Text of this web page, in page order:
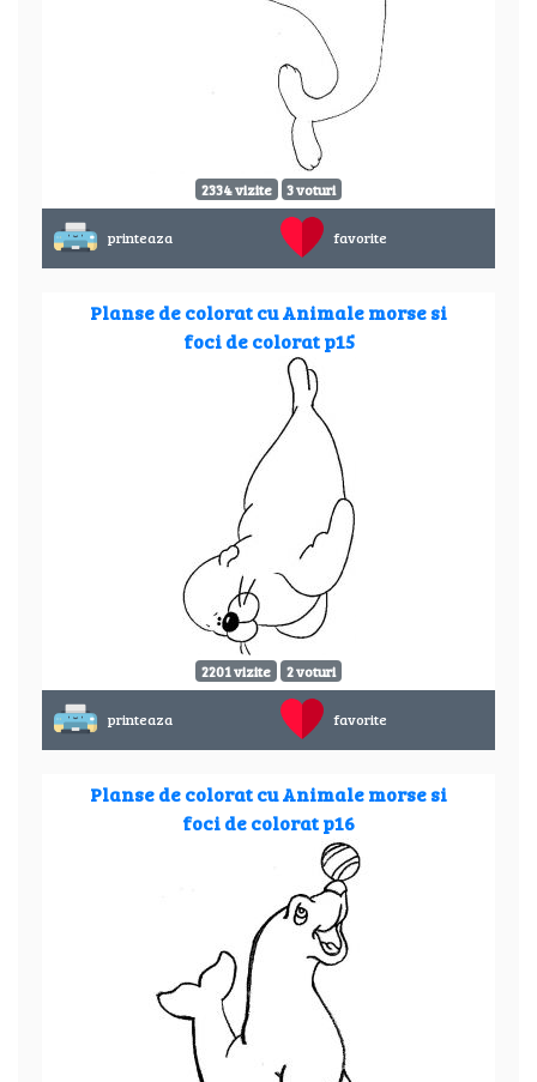
2334 vizite 3 voturi
printeaza favorite
Planse de colorat cu Animale morse si
foci de colorat p15
2201 vizite 2 voturi
printeaza favorite
Planse de colorat cu Animale morse si
foci de colorat p16